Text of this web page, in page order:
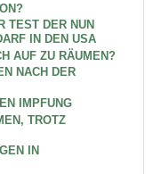
TEST DER NUN
IN DEN USA
AUF ZU RÄUMEN?
NACH DER
IMPFUNG
TROTZ
IN